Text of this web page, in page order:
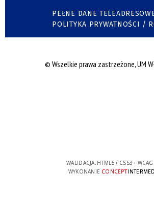
PEŁNE DANE
POLITYKA PRYWATNOŚCI /
© Wszelkie prawa zastrzeżone, UM
WALIDACJA: HTML5+ CSS3 +
WYKONANIE CONCEPT